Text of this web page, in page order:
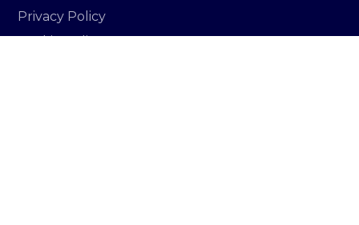
Privacy Policy
Cookie Policy